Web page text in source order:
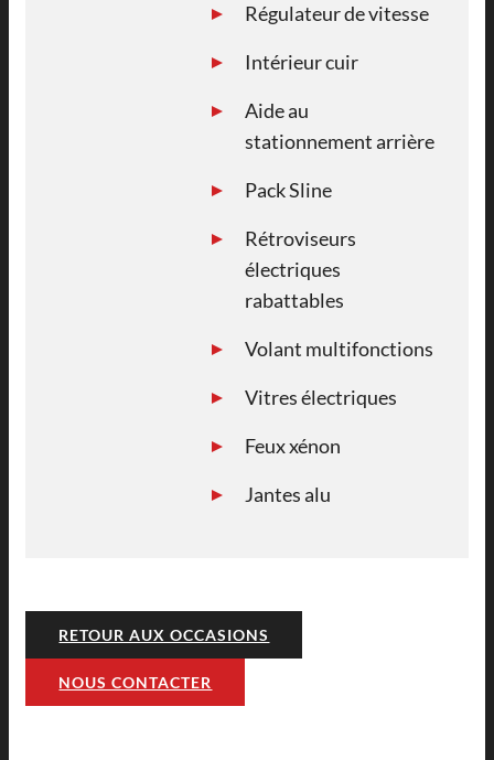
Régulateur de vitesse
Intérieur cuir
Aide au
stationnement arrière
Pack Sline
Rétroviseurs
électriques
rabattables
Volant multifonctions
Vitres électriques
Feux xénon
Jantes alu
RETOUR AUX OCCASIONS
NOUS CONTACTER